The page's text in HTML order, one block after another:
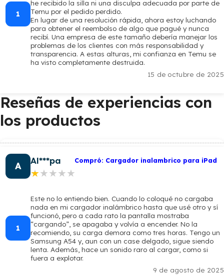
1
he recibido la silla ni una disculpa adecuada por parte de
Temu por el pedido perdido.
En lugar de una resolución rápida, ahora estoy luchando
para obtener el reembolso de algo que pagué y nunca
recibí. Una empresa de este tamaño debería manejar los
problemas de los clientes con más responsabilidad y
transparencia. A estas alturas, mi confianza en Temu se
ha visto completamente destruida.
15 de octubre de 2025
Reseñas de experiencias con
los productos
A
1
Al***pa Compró: Cargador inalambrico para iPad
★★★★★
★★★★★
Este no lo entiendo bien. Cuando lo coloqué no cargaba
nada en mi cargador inalámbrico hasta que usé otro y sí
funcionó, pero a cada rato la pantalla mostraba
“cargando”, se apagaba y volvía a encender. No la
recomiendo, su carga demora como tres horas. Tengo un
Samsung A54 y, aun con un case delgado, sigue siendo
lenta. Además, hace un sonido raro al cargar, como si
fuera a explotar.
9 de agosto de 2025